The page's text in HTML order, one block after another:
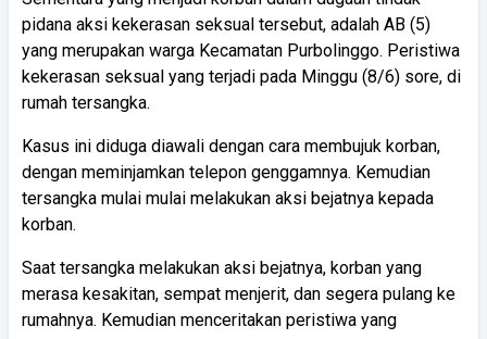
pidana aksi kekerasan seksual tersebut, adalah AB (5)
yang merupakan warga Kecamatan Purbolinggo. Peristiwa
kekerasan seksual yang terjadi pada Minggu (8/6) sore, di
rumah tersangka.
Kasus ini diduga diawali dengan cara membujuk korban,
dengan meminjamkan telepon genggamnya. Kemudian
tersangka mulai mulai melakukan aksi bejatnya kepada
korban.
Saat tersangka melakukan aksi bejatnya, korban yang
merasa kesakitan, sempat menjerit, dan segera pulang ke
rumahnya. Kemudian menceritakan peristiwa yang